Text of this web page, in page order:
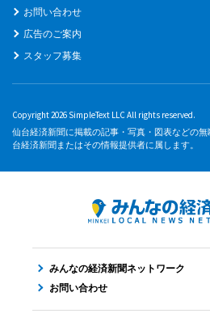
お問い合わせ
広告のご案内
スタッフ募集
Copyright 2026 SimpleText LLC All rights reserved.
仙台経済新聞に掲載の記事・写真・図表などの
台経済新聞またはその情報提供者に属します。
みんなの経済新聞ネットワーク
お問い合わせ